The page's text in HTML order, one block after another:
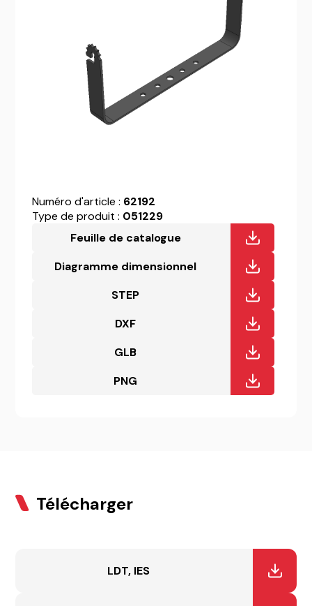
Numéro d'article : 62192
Type de produit : 051229
Feuille de catalogue
Diagramme dimensionnel
STEP
DXF
GLB
PNG
Télécharger
LDT, IES